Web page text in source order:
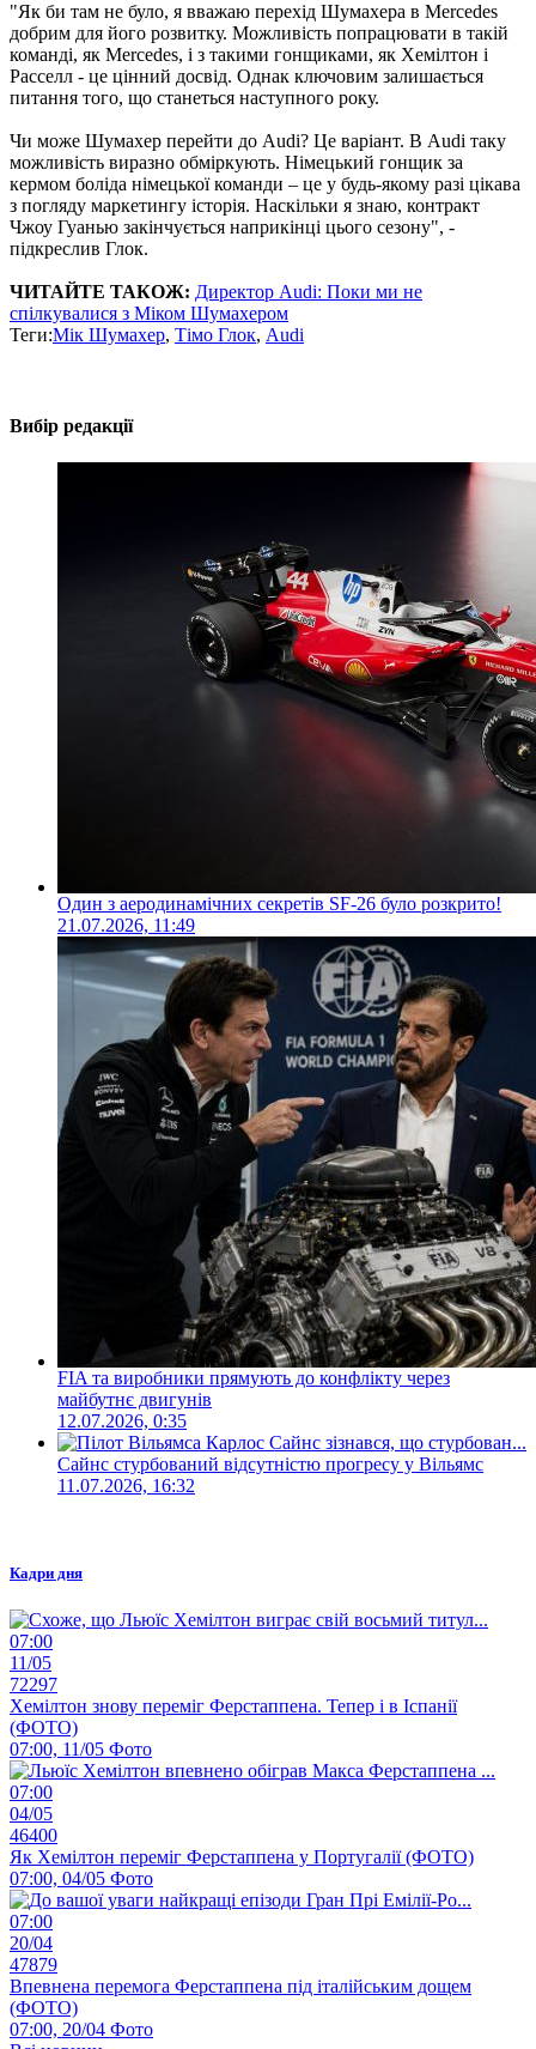
"Як би там не було, я вважаю перехід Шумахера в Mercedes
добрим для його розвитку. Можливість попрацювати в такій
команді, як Mercedes, і з такими гонщиками, як Хемілтон і
Расселл - це цінний досвід. Однак ключовим залишається
питання того, що станеться наступного року.
Чи може Шумахер перейти до Audi? Це варіант. В Audi таку
можливість виразно обміркують. Німецький гонщик за
кермом боліда німецької команди – це у будь-якому разі цікава
з погляду маркетингу історія. Наскільки я знаю, контракт
Чжоу Гуанью закінчується наприкінці цього сезону", -
підкреслив Глок.
ЧИТАЙТЕ ТАКОЖ: Директор Audi: Поки ми не
спілкувалися з Міком Шумахером
Теги:Мік Шумахер, Тімо Глок, Audi
Вибір редакції
Один з аеродинамічних секретів SF-26 було розкрито!
21.07.2026, 11:49
FIA та виробники прямують до конфлікту через
майбутнє двигунів
12.07.2026, 0:35
Сайнс стурбований відсутністю прогресу у Вільямс
11.07.2026, 16:32
Кадри дня
07:00
11/05
72297
Хемілтон знову переміг Ферстаппена. Тепер і в Іспанії
(ФОТО)
07:00, 11/05 Фото
07:00
04/05
46400
Як Хемілтон переміг Ферстаппена у Португалії (ФОТО)
07:00, 04/05 Фото
07:00
20/04
47879
Впевнена перемога Ферстаппена під італійським дощем
(ФОТО)
07:00, 20/04 Фото